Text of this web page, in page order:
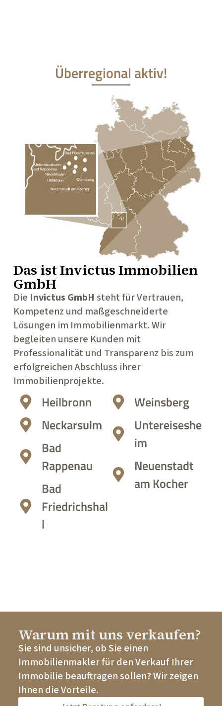
Überregional aktiv!
Das istInvictus Immobilien
GmbH
Die Invictus GmbH steht für Vertrauen,
Kompetenz und maßgeschneiderte
Lösungen im Immobilienmarkt. Wir
begleiten unsere Kunden mit
Professionalität und Transparenz bis zum
erfolgreichen Abschluss ihrer
Immobilienprojekte.
Heilbronn
Neckarsulm
Bad
Rappenau
Bad
Friedrichshal
l
Weinsberg
Untereiseshe
im
Neuenstadt
am Kocher
Warum mit uns verkaufen?
Sie sind unsicher, ob Sie einen
Immobilienmakler für den Verkauf Ihrer
Immobilie beauftragen sollen? Wir zeigen
Ihnen die Vorteile.